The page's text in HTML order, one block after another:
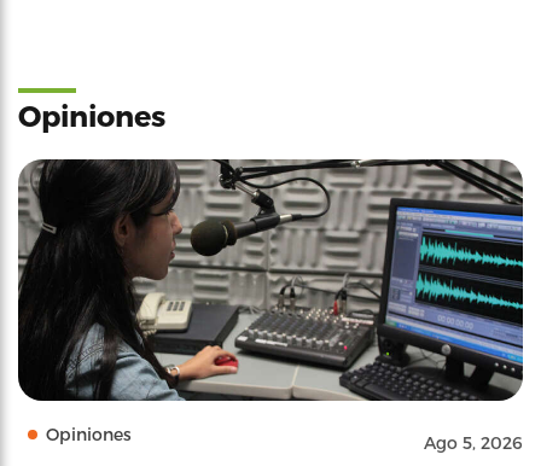
Opiniones
Opiniones Ago 5, 2026